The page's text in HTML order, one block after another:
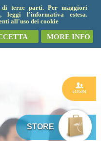
di terze parti. Per maggiori
leggi l'informativa estesa.
all'uso dei cookie
MORE INFO
STORE